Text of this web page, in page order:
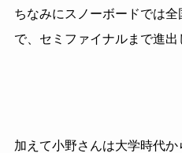
ちなみにスノーボードでは全
で、セミファイナルまで進出
加えて小野さんは大学時代